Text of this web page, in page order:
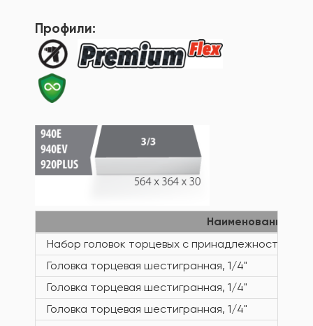
Профили:
Наименование
Набор головок торцевых с принадлежностями в
Головка торцевая шестигранная, 1/4"
Головка торцевая шестигранная, 1/4"
Головка торцевая шестигранная, 1/4"